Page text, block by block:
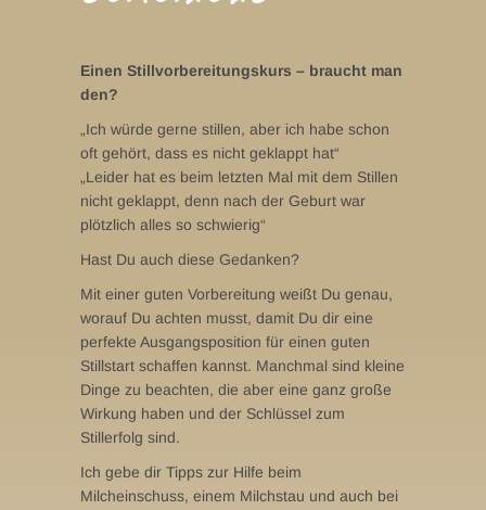
Einen Stillvorbereitungskurs – braucht man
den?
„Ich würde gerne stillen, aber ich habe schon
oft gehört, dass es nicht geklappt hat“
„Leider hat es beim letzten Mal mit dem Stillen
nicht geklappt, denn nach der Geburt war
plötzlich alles so schwierig“
Hast Du auch diese Gedanken?
Mit einer guten Vorbereitung weißt Du genau,
worauf Du achten musst, damit Du dir eine
perfekte Ausgangsposition für einen guten
Stillstart schaffen kannst. Manchmal sind kleine
Dinge zu beachten, die aber eine ganz große
Wirkung haben und der Schlüssel zum
Stillerfolg sind.
Ich gebe dir Tipps zur Hilfe beim
Milcheinschuss, einem Milchstau und auch bei